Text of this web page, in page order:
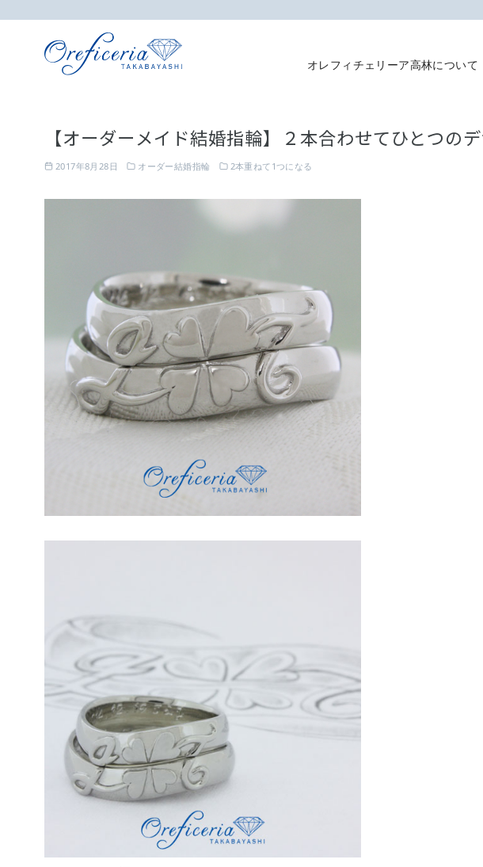
オレフィチェリーア高林について
【オーダーメイド結婚指輪】２本合わせてひとつ
2017年8月28日 オーダー結婚指輪 2本重ねて1つになる